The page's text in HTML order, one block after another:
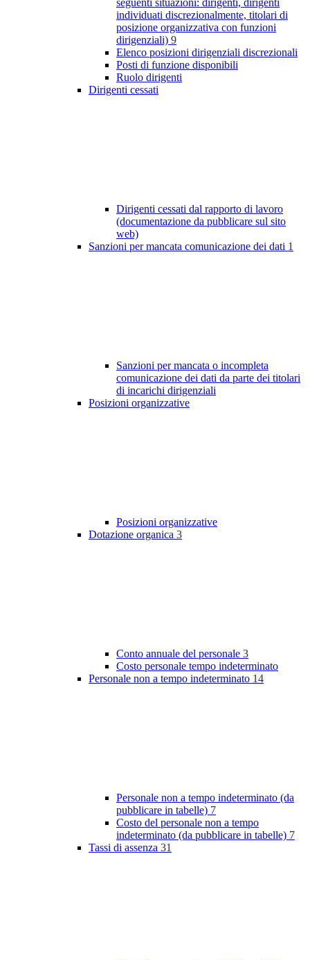
seguenti situazioni: dirigenti, dirigenti
individuati discrezionalmente, titolari di
posizione organizzativa con funzioni
dirigenziali) 9
Elenco posizioni dirigenziali discrezionali
Posti di funzione disponibili
Ruolo dirigenti
Dirigenti cessati
Dirigenti cessati dal rapporto di lavoro
(documentazione da pubblicare sul sito
web)
Sanzioni per mancata comunicazione dei dati 1
Sanzioni per mancata o incompleta
comunicazione dei dati da parte dei titolari
di incarichi dirigenziali
Posizioni organizzative
Posizioni organizzative
Dotazione organica 3
Conto annuale del personale 3
Costo personale tempo indeterminato
Personale non a tempo indeterminato 14
Personale non a tempo indeterminato (da
pubblicare in tabelle) 7
Costo del personale non a tempo
indeterminato (da pubblicare in tabelle) 7
Tassi di assenza 31